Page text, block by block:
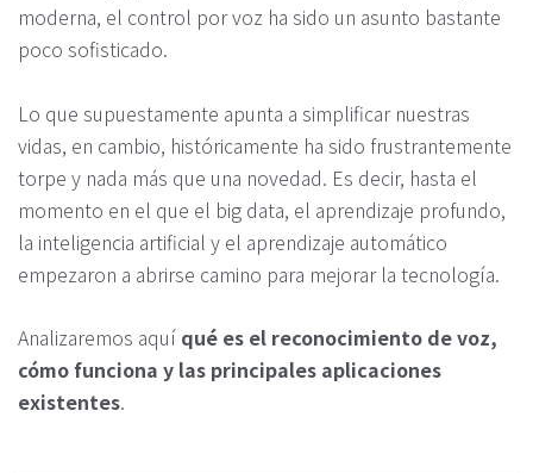
moderna, el control por voz ha sido un asunto bastante
poco sofisticado.
Lo que supuestamente apunta a simplificar nuestras
vidas, en cambio, históricamente ha sido frustrantemente
torpe y nada más que una novedad. Es decir, hasta el
momento en el que el big data, el aprendizaje profundo,
la inteligencia artificial y el aprendizaje automático
empezaron a abrirse camino para mejorar la tecnología.
Analizaremos aquí qué es el reconocimiento de voz,
cómo funciona y las principales aplicaciones
existentes.